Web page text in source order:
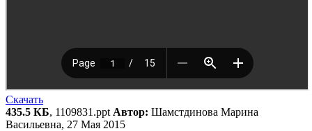
Скачать
435.5 КБ, 1109831.ppt Автор: Шамстдинова Марина
Васильевна, 27 Мая 2015